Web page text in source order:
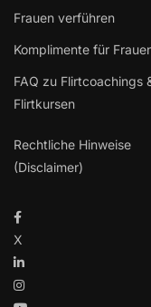
Frauen verführen
Komplimente für
FAQ zu Flirtcoachings
Flirtkursen
Rechtliche Hinweise
(Disclaimer)
X